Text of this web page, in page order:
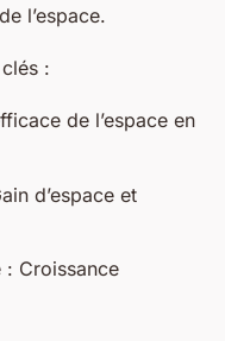
l’espace.
:
de l’espace en
d’espace et
: Croissance